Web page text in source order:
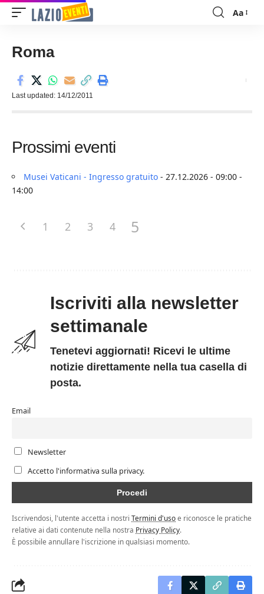
Font
Aa
Roma
Last updated: 14/12/2011
Prossimi eventi
Musei Vaticani - Ingresso gratuito - 27.12.2026 - 09:00 -
14:00
1 2 3 4 5
Iscriviti alla newsletter
settimanale
Tenetevi aggiornati! Ricevi le ultime
notizie direttamente nella tua casella di
posta.
Email
Newsletter
Accetto l'informativa sulla privacy.
Iscrivendosi, l'utente accetta i nostri Termini d'usoe riconosce le pratiche
relative ai dati contenute nella nostra Privacy Policy.
È possibile annullare l'iscrizione in qualsiasi momento.